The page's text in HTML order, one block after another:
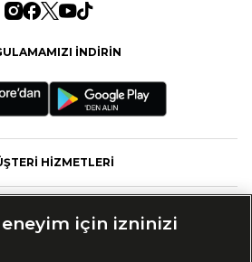
İNDİRİN
HİZMETLERİ
için izninizi